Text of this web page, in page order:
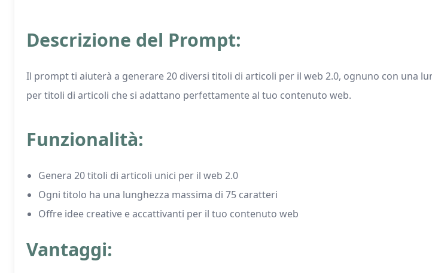
Descrizione del Prompt:
Il prompt ti aiuterà a generare 20 diversi titoli di articoli per il web 2.0, ognuno con una
per titoli di articoli che si adattano perfettamente al tuo contenuto web.
Funzionalità:
Genera 20 titoli di articoli unici per il web 2.0
Ogni titolo ha una lunghezza massima di 75 caratteri
Offre idee creative e accattivanti per il tuo contenuto web
Vantaggi: